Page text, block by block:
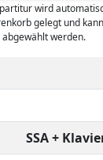
wird
gelegt und
abgewählt werden.
SSA +